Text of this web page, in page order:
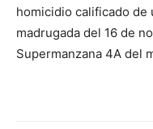
homicidio calificado
madrugada del 16 de
Supermanzana 4A del